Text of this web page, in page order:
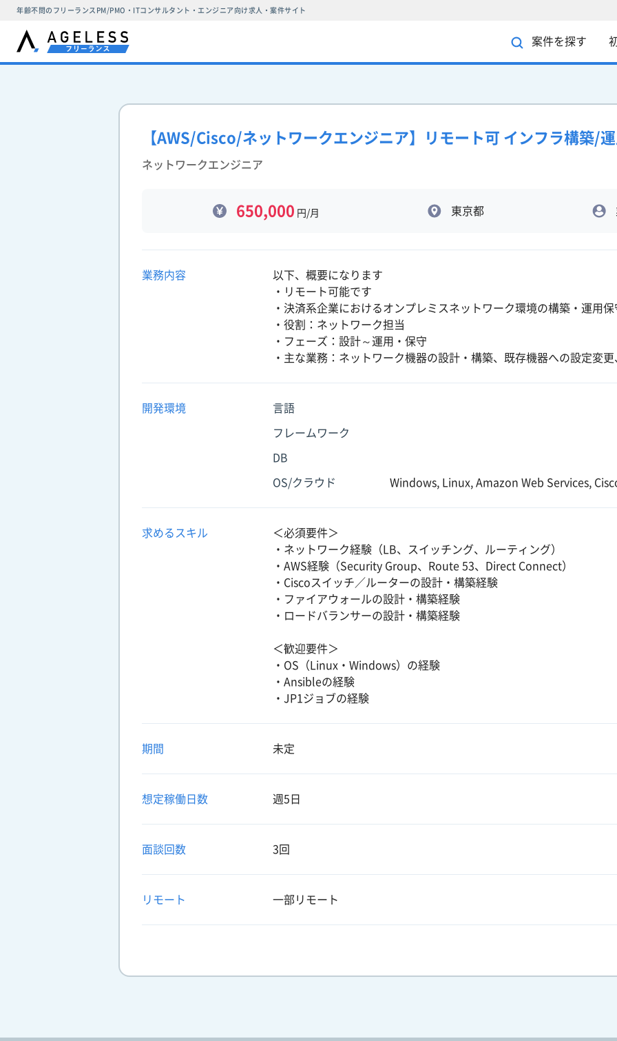
年齢不問のフリーランスPM/PMO・ITコンサルタント・エンジニア向け求人・案件サイト
案件を探す
【AWS/Cisco/ネットワークエンジニア】リモート可 インフラ構築/
ネットワークエンジニア
650,000 円/月 東京都
業務内容
以下、概要になります
・リモート可能です
・決済系企業におけるオンプレミスネットワーク環境の構築・運用保
・役割：ネットワーク担当
・フェーズ：設計～運用・保守
・主な業務：ネットワーク機器の設計・構築、既存機器への設定変
開発環境 言語
フレームワーク
DB
OS/クラウド Windows, Linux, Amazon Web Services,
求めるスキル
＜必須要件＞
・ネットワーク経験（LB、スイッチング、ルーティング）
・AWS経験（Security Group、Route 53、Direct Connect）
・Ciscoスイッチ／ルーターの設計・構築経験
・ファイアウォールの設計・構築経験
・ロードバランサーの設計・構築経験
＜歓迎要件＞
・OS（Linux・Windows）の経験
・Ansibleの経験
・JP1ジョブの経験
期間 未定
想定稼働日数 週5日
面談回数 3回
リモート 一部リモート